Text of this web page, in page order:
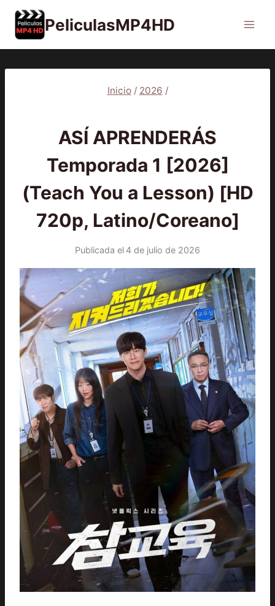
Saltar
contenido
PeliculasMP4HD
Inicio / 2026 /
ASÍ APRENDERÁS
Temporada 1 [2026]
(Teach You a Lesson) [HD
720p, Latino/Coreano]
Publicada el 4 de julio de 2026